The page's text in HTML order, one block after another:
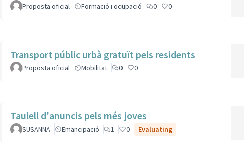
Proposta oficial Formació i ocupació 0 0
Transport públic urbà gratuït pels residents
Proposta oficial Mobilitat 0 0
Taulell d'anuncis pels més joves
SUSANNA Emancipació 1 0 Evaluating